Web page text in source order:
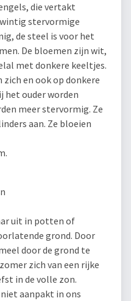
die vertakt
stervormige
de steel is voor het
De bloemen zijn wit,
met donkere keeltjes.
zich en ook op donkere
het ouder worden
meer stervormig. Ze
aan. Ze bloeien
uit in potten of
grond. Door
door de grond te
zich van een rijke
in de volle zon.
aanpakt in ons